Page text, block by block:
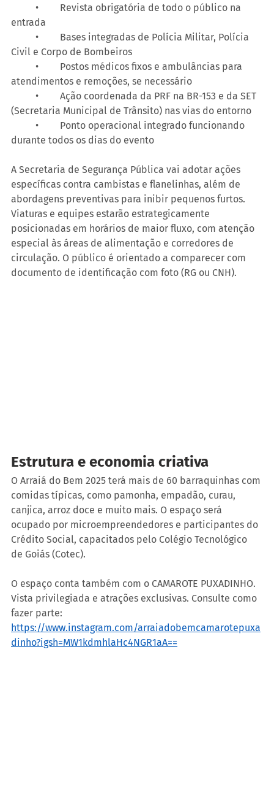
entrada
Civil e Corpo de Bombeiros
atendimentos e remoções, se necessário
(Secretaria Municipal de Trânsito) nas vias do entorno
durante todos os dias do evento
A Secretaria de Segurança Pública vai adotar ações
específicas contra cambistas e flanelinhas, além de
abordagens preventivas para inibir pequenos furtos.
Viaturas e equipes estarão estrategicamente
posicionadas em horários de maior fluxo, com atenção
especial às áreas de alimentação e corredores de
circulação. O público é orientado a comparecer com
documento de identificação com foto (RG ou CNH).
Estrutura e economia criativa
O Arraiá do Bem 2025 terá mais de 60 barraquinhas com
comidas típicas, como pamonha, empadão, curau,
canjica, arroz doce e muito mais. O espaço será
ocupado por microempreendedores e participantes do
Crédito Social, capacitados pelo Colégio Tecnológico
de Goiás (Cotec).
O espaço conta também com o CAMAROTE PUXADINHO.
Vista privilegiada e atrações exclusivas. Consulte como
fazer parte:
https://www.instagram.com/arraiadobemcamarotepuxa
dinho?igsh=MW1kdmhlaHc4NGR1aA==